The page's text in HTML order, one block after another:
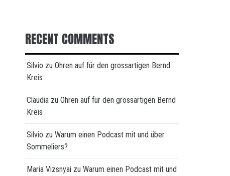
RECENT COMMENTS
Silvio zu Ohren auf für den grossartigen Bernd
Kreis
Claudia zu Ohren auf für den grossartigen Bernd
Kreis
Silvio zu Warum einen Podcast mit und über
Sommeliers?
Maria Vizsnyai zu Warum einen Podcast mit und